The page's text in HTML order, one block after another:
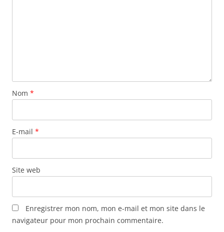
Nom *
E-mail *
Site web
Enregistrer mon nom, mon e-mail et mon site dans le
navigateur pour mon prochain commentaire.